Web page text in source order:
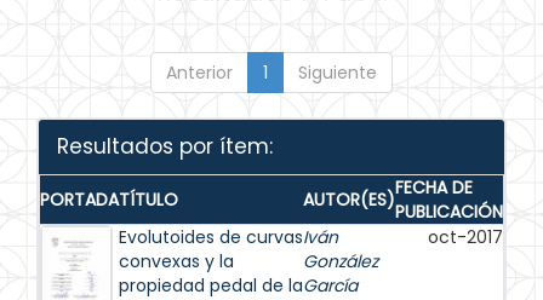
Anterior 1 Siguiente
Resultados por ítem:
PORTADATÍTULO AUTOR(ES)FECHA DE
PUBLICACIÓN
Evolutoides de curvas
convexas y la
propiedad pedal de la
Iván
González
García
oct-2017